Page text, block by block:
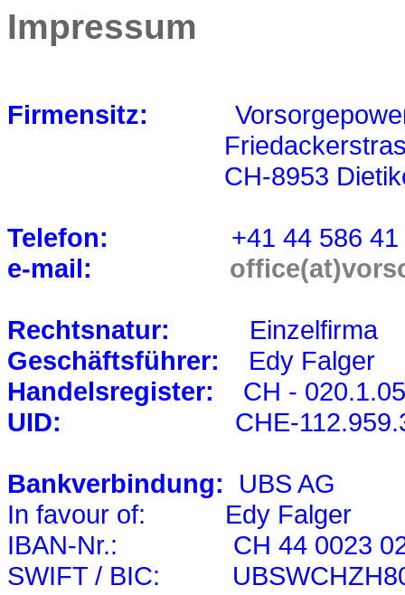
Impressum
Firmensitz: Vorsorgepower
CH-8953 Dietikon
Telefon: +41 44 586 41
e-mail:
Rechtsnatur: Einzelfirma
Geschäftsführer: Edy Falger
Handelsregister:
CH -
UID:
CHE-
Bankverbindung: UBS AG
In favour of: Edy Falger
IBAN-Nr.: CH 44 0023
SWIFT / BIC: